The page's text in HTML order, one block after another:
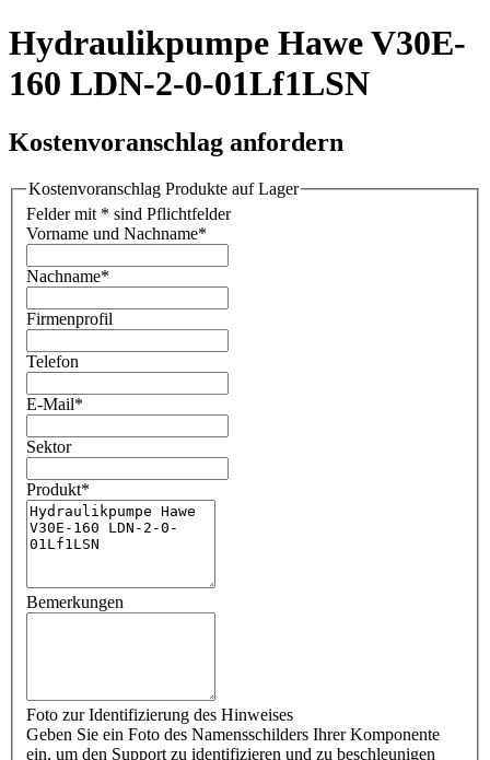
Hydraulikpumpe Hawe V30E-
160 LDN-2-0-01Lf1LSN
Kostenvoranschlag anfordern
Kostenvoranschlag Produkte auf Lager
Felder mit * sind Pflichtfelder
Vorname und Nachname*
Nachname*
Firmenprofil
Telefon
E-Mail*
Sektor
Produkt*
Bemerkungen
Foto zur Identifizierung des Hinweises
Geben Sie ein Foto des Namensschilders Ihrer Komponente
ein, um den Support zu identifizieren und zu beschleunigen